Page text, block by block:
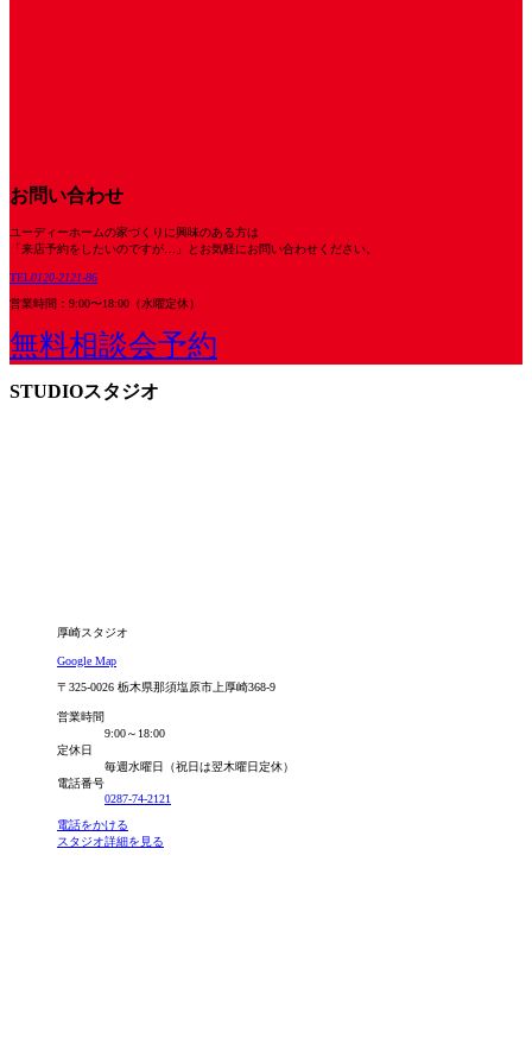
お問い合わせ
ユーディーホームの家づくりに興味のある⽅は
「来店予約をしたいのですが…」とお気軽にお問い合わせください。
TEL0120-2121-86
営業時間：9:00〜18:00（⽔曜定休）
無料相談会予約
STUDIOスタジオ
厚崎スタジオ
Google Map
〒325-0026 栃木県那須塩原市上厚崎368-9
営業時間
9:00～18:00
定休日
毎週水曜日（祝日は翌木曜日定休）
電話番号
0287-74-2121
電話をかける
スタジオ詳細を見る